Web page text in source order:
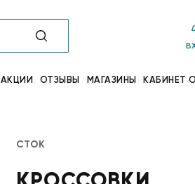
АКЦИИ ОТЗЫВЫ МАГАЗИНЫ КАБИНЕТ
СТОК